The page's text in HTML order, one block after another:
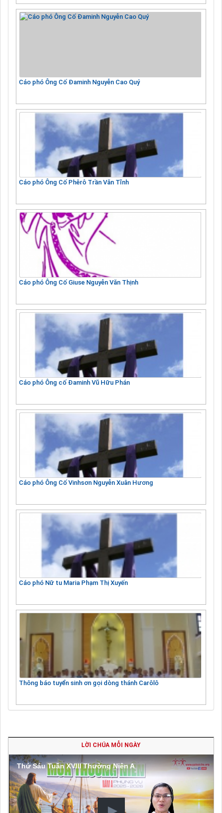
Cáo phó Ông Cố Đaminh Nguyễn Cao Quý
Cáo phó Ông Cố Phêrô Trần Văn Tĩnh
Cáo phó Ông Cố Giuse Nguyễn Văn Thịnh
Cáo phó Ông cố Đaminh Vũ Hữu Phán
Cáo phó Ông Cố Vinhsơn Nguyễn Xuân Hương
Cáo phó Nữ tu Maria Phạm Thị Xuyến
Thông báo tuyển sinh ơn gọi dòng thánh Carôlô
LỜI CHÚA MỖI NGÀY
Thứ Sáu Tuần XVIII Thường Niên A